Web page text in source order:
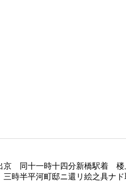
十一時十四分新橋駅着 楼上
半平河町邸ニ還リ絵之具ナド